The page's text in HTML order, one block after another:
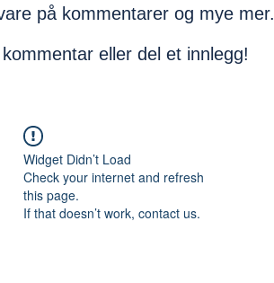
på kommentarer og mye mer.
eller del et innlegg!
Widget Didn’t Load
Check your internet and refresh
this page.
If that doesn’t work, contact us.